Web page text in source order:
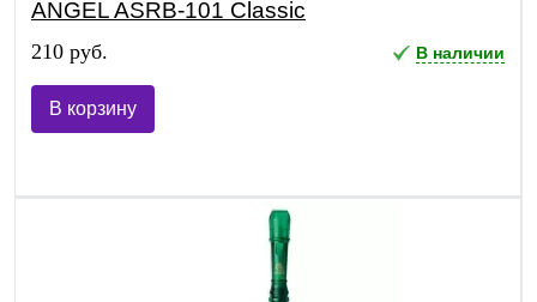
ANGEL ASRB-101 Classic
210 руб. В наличии
В корзину